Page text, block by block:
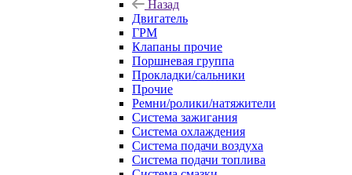
Назад
Двигатель
ГРМ
Клапаны прочие
Поршневая группа
Прокладки/сальники
Прочие
Ремни/ролики/натяжители
Система зажигания
Система охлаждения
Система подачи воздуха
Система подачи топлива